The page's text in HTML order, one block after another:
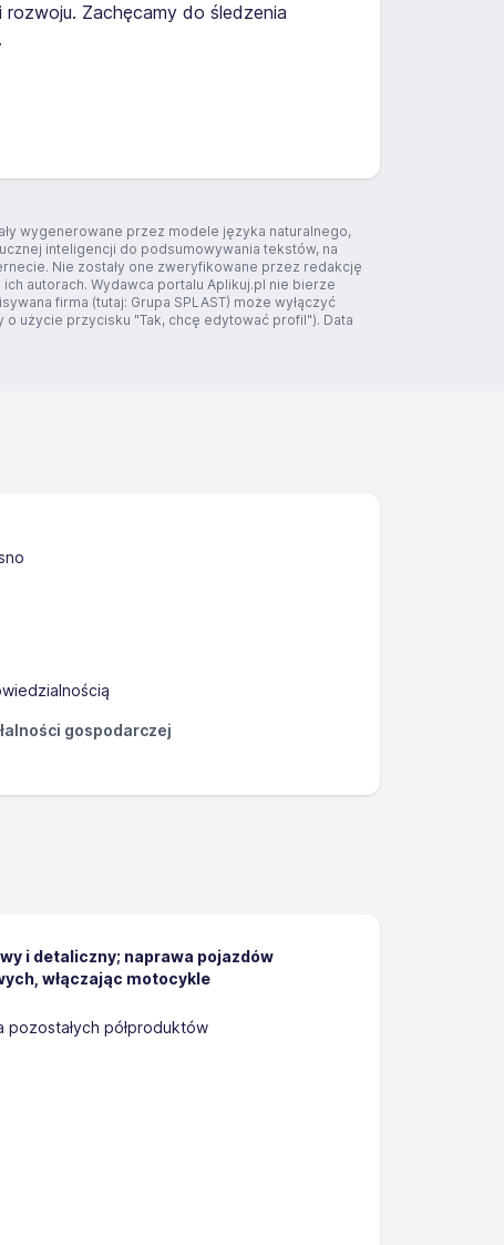
Zachęcamy do śledzenia
wygenerowane przez modele języka naturalnego,
inteligencji do podsumowywania tekstów, na
Nie zostały one zweryfikowane przez redakcję
autorach. Wydawca portalu Aplikuj.pl nie bierze
firma (tutaj: Grupa SPLAST) może wyłączyć
użycie przycisku "Tak, chcę edytować profil"). Data
gospodarczej
i detaliczny; naprawa pojazdów
włączając motocykle
pozostałych półproduktów